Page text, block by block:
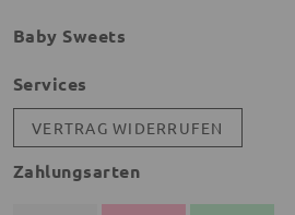
Baby Sweets
Services
VERTRAG WIDERRUFEN
Zahlungsarten